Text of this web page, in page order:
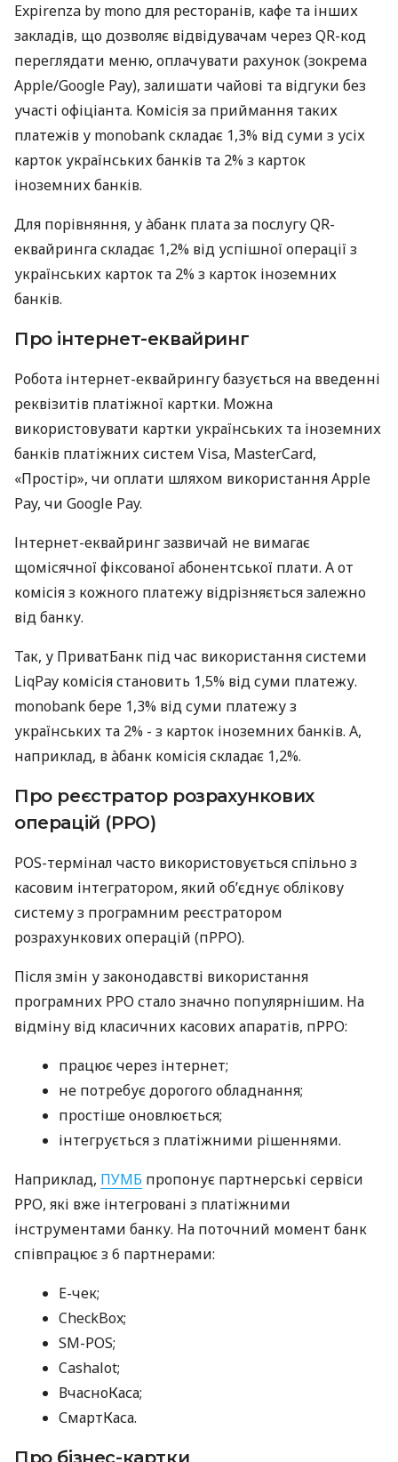
Expirenza by mono для ресторанів, кафе та інших
закладів, що дозволяє відвідувачам через QR-код
переглядати меню, оплачувати рахунок (зокрема
Apple/Google Pay), залишати чайові та відгуки без
участі офіціанта. Комісія за приймання таких
платежів у monobank складає 1,3% від суми з усіх
карток українських банків та 2% з карток
іноземних банків.
Для порівняння, у àбанк плата за послугу QR-
еквайринга складає 1,2% від успішної операції з
українських карток та 2% з карток іноземних
банків.
Про інтернет-еквайринг
Робота інтернет-еквайрингу базується на введенні
реквізитів платіжної картки. Можна
використовувати картки українських та іноземних
банків платіжних систем Visa, MasterCard,
«Простір», чи оплати шляхом використання Apple
Pay, чи Google Pay.
Інтернет-еквайринг зазвичай не вимагає
щомісячної фіксованої абонентської плати. А от
комісія з кожного платежу відрізняється залежно
від банку.
Так, у ПриватБанк під час використання системи
LiqPay комісія становить 1,5% від суми платежу.
monobank бере 1,3% від суми платежу з
українських та 2% - з карток іноземних банків. А,
наприклад, в àбанк комісія складає 1,2%.
Про реєстратор розрахункових
операцій (РРО)
POS-термінал часто використовується спільно з
касовим інтегратором, який об’єднує облікову
систему з програмним реєстратором
розрахункових операцій (пРРО).
Після змін у законодавстві використання
програмних РРО стало значно популярнішим. На
відміну від класичних касових апаратів, пРРО:
працює через інтернет;
не потребує дорогого обладнання;
простіше оновлюється;
інтегрується з платіжними рішеннями.
Наприклад, ПУМБ пропонує партнерські сервіси
РРО, які вже інтегровані з платіжними
інструментами банку. На поточний момент банк
співпрацює з 6 партнерами:
E-чек;
CheckBox;
SM-POS;
Cashalot;
ВчасноКаса;
СмартКаса.
Про бізнес-картки